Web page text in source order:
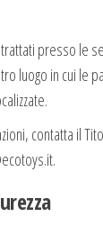
presso le
luogo in cui le
contatta il